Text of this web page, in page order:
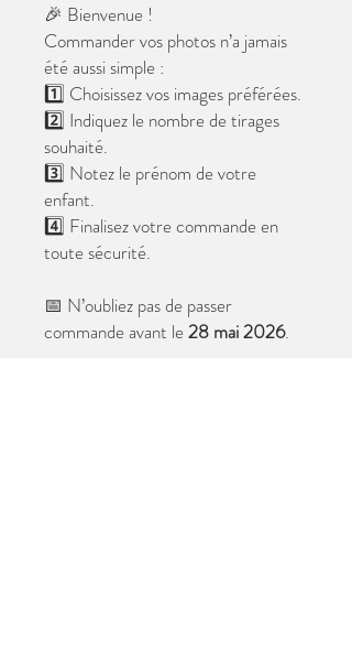
🎉 Bienvenue !
Commander vos photos n’a jamais
été aussi simple :
1️⃣ Choisissez vos images préférées.
2️⃣ Indiquez le nombre de tirages
souhaité.
3️⃣ Notez le prénom de votre
enfant.
4️⃣ Finalisez votre commande en
toute sécurité.
📅 N’oubliez pas de passer
commande avant le28 mai 2026.